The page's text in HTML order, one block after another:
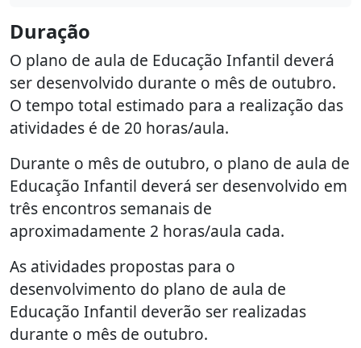
Duração
O plano de aula de Educação Infantil deverá
ser desenvolvido durante o mês de outubro.
O tempo total estimado para a realização das
atividades é de 20 horas/aula.
Durante o mês de outubro, o plano de aula de
Educação Infantil deverá ser desenvolvido em
três encontros semanais de
aproximadamente 2 horas/aula cada.
As atividades propostas para o
desenvolvimento do plano de aula de
Educação Infantil deverão ser realizadas
durante o mês de outubro.